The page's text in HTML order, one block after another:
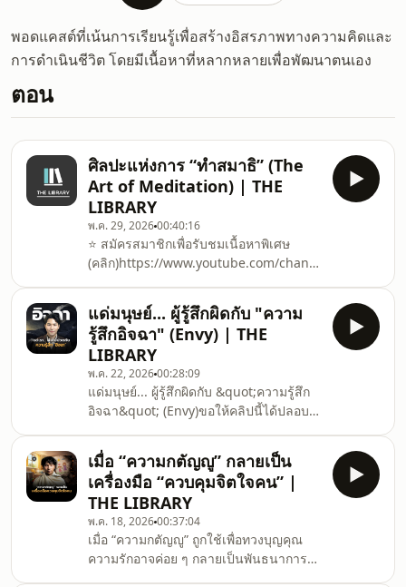
พอดแคสต์ที่เน้นการเรียนรู้เพื่อสร้างอิสรภาพทางความคิดและ
การดำเนินชีวิต โดยมีเนื้อหาที่หลากหลายเพื่อพัฒนาตนเอง
ตอน
ศิลปะแห่งการ “ทำสมาธิ” (The
Art of Meditation) | THE
LIBRARY
พ.ค. 29, 202600:40:16
⭐ สมัครสมาชิกเพื่อรับชมเนื้อหาพิเศษ
(คลิก)https://www.youtube.com/channel/
Subscription มีให้เลือกทั้งหมด 3 ระดับ
ดังนี้📕📚 [ 1 ] วิชาชั้นสูง OUTLIERS
(Outliers Membership By The
Library)– ฿ 1,500 บาท/เดือน (แนะนำ)✨⭐️
คอนเทนต์ Outlier จากคุณไลอ้อน อัพเดท
ใหม่ทุกสัปดาห์และได้เข้ากลุ่มไลน์ที่มีคุณ
ไลอ้อนและคุณโส่ยดูแลตลอดอย่างใกล้ชิด
พร้อม
แด่มนุษย์... ผู้รู้สึกผิดกับ "ความ
รู้สึกอิจฉา" (Envy) | THE
LIBRARY
พ.ค. 22, 202600:28:09
แด่มนุษย์... ผู้รู้สึกผิดกับ &quot;ความรู้สึก
อิจฉา&quot; (Envy)ขอให้คลิปนี้ได้ปลอบ
และความไม่สมบูรณ์แบบ คือสัญญาณที่
บอกว่า&quot;พวกเราเป็นมนุษย์&quot;
ไม่ใช่เครื่องจักร
เมื่อ “ความกตัญญู” กลายเป็น
เครื่องมือ “ควบคุมจิตใจคน” |
THE LIBRARY
พ.ค. 18, 202600:37:04
เมื่อ “ความกตัญญู” ถูกใช้เพื่อทวงบุญคุณ
ความรักอาจค่อย ๆ กลายเป็นพันธนาการ